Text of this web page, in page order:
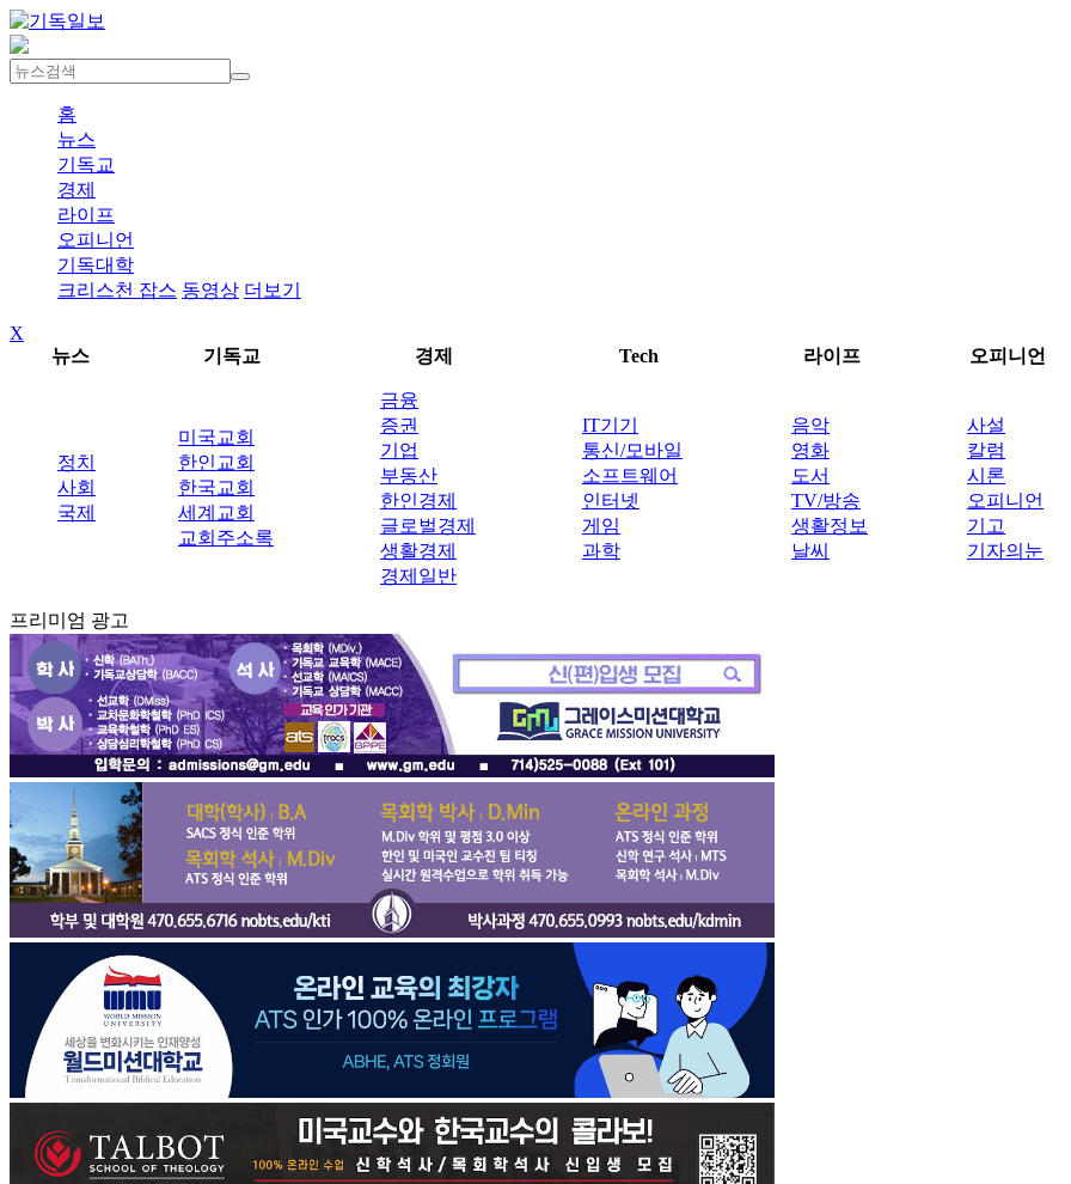
홈
뉴스
기독교
경제
라이프
오피니언
기독대학
크리스천 잡스 동영상 더보기
X
뉴스
기독교 경제 Tech 라이프 오피니언
정치
사회
국제
미국교회
한인교회
한국교회
세계교회
교회주소록
금융
증권
기업
부동산
한인경제
글로벌경제
생활경제
경제일반
IT기기
통신/모바일
소프트웨어
인터넷
게임
과학
음악
영화
도서
TV/방송
생활정보
날씨
사설
칼럼
시론
오피니언
기고
기자의눈
프리미엄 광고